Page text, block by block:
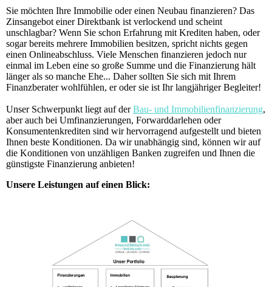
Sie möchten Ihre Immobilie oder einen Neubau finanzieren? Das
Zinsangebot einer Direktbank ist verlockend und scheint
unschlagbar? Wenn Sie schon Erfahrung mit Krediten haben, oder
sogar bereits mehrere Immobilien besitzen, spricht nichts gegen
einen Onlineabschluss. Viele Menschen finanzieren jedoch nur
einmal im Leben eine so große Summe und die Finanzierung hält
länger als so manche Ehe... Daher sollten Sie sich mit Ihrem
Finanzberater wohlfühlen, er oder sie ist Ihr langjähriger Begleiter!
Unser Schwerpunkt liegt auf derBau- und Immobilienfinanzierung,
aber auch bei Umfinanzierungen, Forwarddarlehen oder
Konsumentenkrediten sind wir hervorragend aufgestellt und bieten
Ihnen beste Konditionen. Da wir unabhängig sind, können wir auf
die Konditionen von unzähligen Banken zugreifen und Ihnen die
günstigste Finanzierung anbieten!
Unsere Leistungen auf einen Blick: